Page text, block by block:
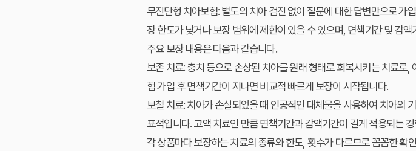
무진단형 치아보험: 별도의 치아 검진 없이 질문에 대한 답변만으로 가
장 한도가 낮거나 보장 범위에 제한이 있을 수 있으며, 면책기간 및 감
주요 보장 내용은 다음과 같습니다.
보존 치료: 충치 등으로 손상된 치아를 원래 형태로 회복시키는 치료로
험 가입 후 면책기간이 지나면 비교적 빠르게 보장이 시작됩니다.
보철 치료: 치아가 손실되었을 때 인공적인 대체물을 사용하여 치아의
표적입니다. 고액 치료인 만큼 면책기간과 감액기간이 길게 적용되는
각 상품마다 보장하는 치료의 종류와 한도, 횟수가 다르므로 꼼꼼한 확